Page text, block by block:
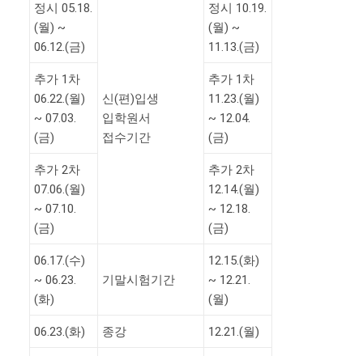
정시 05.18.
(월) ~
06.12.(금)
신(편)입생
입학원서
접수기간
정시 10.19.
(월) ~
11.13.(금)
추가 1차
06.22.(월)
~ 07.03.
(금)
추가 1차
11.23.(월)
~ 12.04.
(금)
추가 2차
07.06.(월)
~ 07.10.
(금)
추가 2차
12.14.(월)
~ 12.18.
(금)
06.17.(수)
~ 06.23.
(화)
기말시험기간
12.15.(화)
~ 12.21.
(월)
06.23.(화) 종강 12.21.(월)